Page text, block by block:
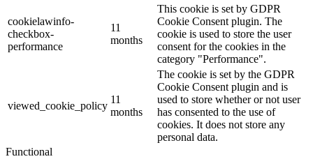
cookielawinfo-
checkbox-
performance
11
months
This cookie is set by GDPR
Cookie Consent plugin. The
cookie is used to store the user
consent for the cookies in the
category "Performance".
viewed_cookie_policy
11
months
The cookie is set by the GDPR
Cookie Consent plugin and is
used to store whether or not user
has consented to the use of
cookies. It does not store any
personal data.
Functional